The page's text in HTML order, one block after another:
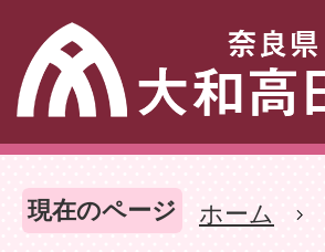
現在のページ ホーム